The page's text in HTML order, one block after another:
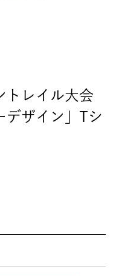
トレイル大会
デザイン」Tシ